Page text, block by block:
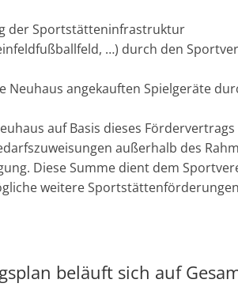
der Sportstätteninfrastruktur
…) durch den
Neuhaus angekauften Spielgeräte
auf Basis dieses
außerhalb des
Diese Summe dient dem
weitere
beläuft sich auf